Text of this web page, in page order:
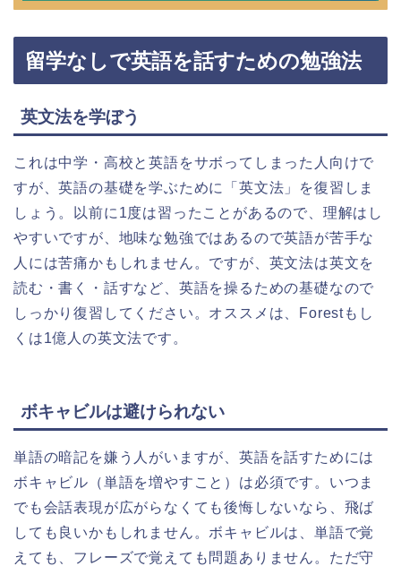
留学なしで英語を話すための勉強法
英文法を学ぼう
これは中学・高校と英語をサボってしまった人向けで
すが、英語の基礎を学ぶために「英文法」を復習しま
しょう。以前に1度は習ったことがあるので、理解はし
やすいですが、地味な勉強ではあるので英語が苦手な
人には苦痛かもしれません。ですが、英文法は英文を
読む・書く・話すなど、英語を操るための基礎なので
しっかり復習してください。オススメは、Forestもし
くは1億人の英文法です。
ボキャビルは避けられない
単語の暗記を嫌う人がいますが、英語を話すためには
ボキャビル（単語を増やすこと）は必須です。いつま
でも会話表現が広がらなくても後悔しないなら、飛ば
しても良いかもしれません。ボキャビルは、単語で覚
えても、フレーズで覚えても問題ありません。ただ守